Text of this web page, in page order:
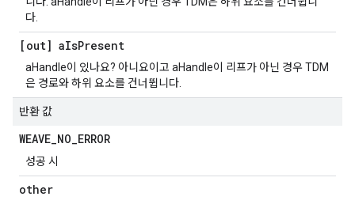
다.
[out] aIsPresent
aHandle이 있나요? 아니요이고 aHandle이 리프가 아닌 경우 TDM
은 경로와 하위 요소를 건너뜁니다.
반환 값
WEAVE_NO_ERROR
성공 시
other